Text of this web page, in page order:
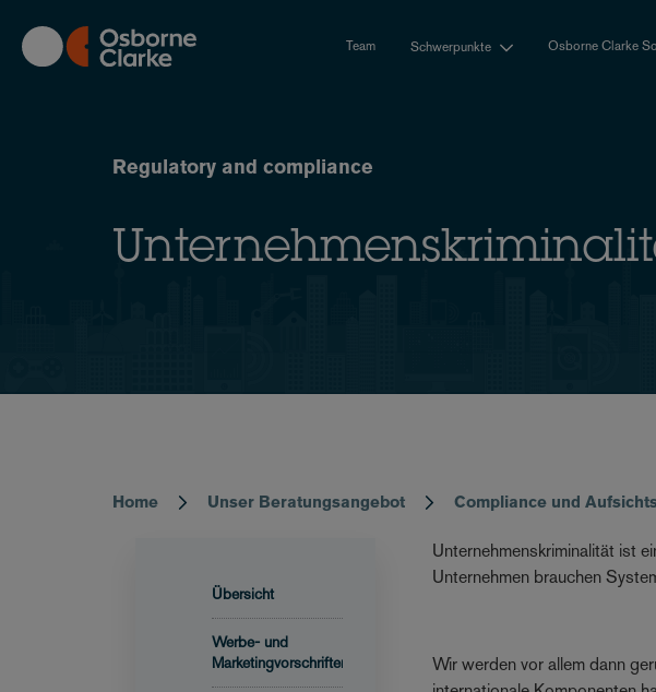
main
content
Team Schwerpunkte Osborne Clarke
Regulatory and compliance
Breadcrumb
Home Unser Beratungsangebot Compliance und
Übersicht
Werbe- und
Marketingvorschriften
Unternehmenskriminalität ist
Unternehmen brauchen
Wir werden vor allem dann